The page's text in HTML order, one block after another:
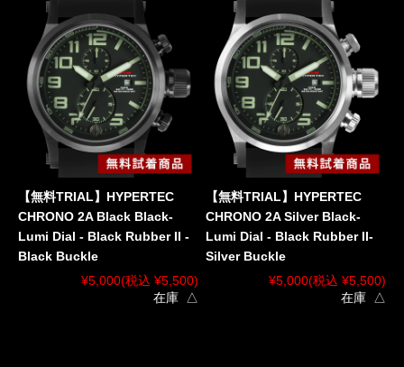
【無料TRIAL】HYPERTEC
CHRONO 2A Black Black-
Lumi Dial - Black Rubber II -
Black Buckle
¥5,000(税込 ¥5,500)
在庫 △
【無料TRIAL】HYPERTEC
CHRONO 2A Silver Black-
Lumi Dial - Black Rubber II-
Silver Buckle
¥5,000(税込 ¥5,500)
在庫 △